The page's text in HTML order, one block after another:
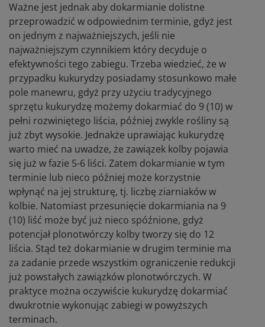
Ważne jest jednak aby dokarmianie dolistne
przeprowadzić w odpowiednim terminie, gdyż jest
on jednym z najważniejszych, jeśli nie
najważniejszym czynnikiem który decyduje o
efektywności tego zabiegu. Trzeba wiedzieć, że w
przypadku kukurydzy posiadamy stosunkowo małe
pole manewru, gdyż przy użyciu tradycyjnego
sprzętu kukurydzę możemy dokarmiać do 9 (10) w
pełni rozwiniętego liścia, później zwykle rośliny są
już zbyt wysokie. Jednakże uprawiając kukurydzę
warto mieć na uwadze, że zawiązek kolby pojawia
się już w fazie 5-6 liści. Zatem dokarmianie w tym
terminie lub nieco później może korzystnie
wpłynąć na jej strukturę, tj. liczbę ziarniaków w
kolbie. Natomiast przesunięcie dokarmiania na 9
(10) liść może być już nieco spóźnione, gdyż
potencjał plonotwórczy kolby tworzy się do 12
liścia. Stąd też dokarmianie w drugim terminie ma
za zadanie przede wszystkim ograniczenie redukcji
już powstałych zawiązków plonotwórczych. W
praktyce można oczywiście kukurydzę dokarmiać
dwukrotnie wykonując zabiegi w powyższych
terminach.